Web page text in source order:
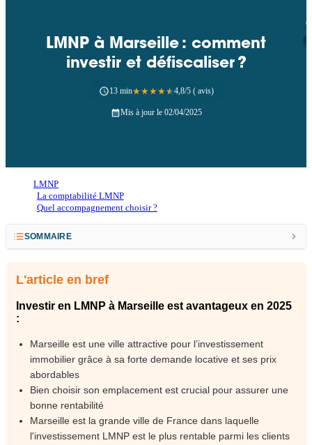
LMNP à Marseille : comment
investir et défiscaliser ?
13 min★★★★★4,8/5 ( avis)
Mis à jour le 02/04/2025
LMNP
La comptabilité LMNP
Quel accompagnement choisir ?
SOMMAIRE
Quels sont les avantages fiscaux d’un LMNP à Marseille ?
Marseille, la ville idéale pour investir en LMNP ?
Investissement LMNP : Quelles sont les erreurs à éviter ?
LMNP à Marseille : quelle est la rentabilité en 2025 ?
Pourquoi faire appel à un comptable pour sa LMNP à Marseille ?
L'article en bref
Investir en LMNP à Marseille est avantageux en 2025
:
Marseille est une ville attractive pour l’investissement
immobilier grâce à sa forte demande locative et ses prix
abordables
Bien choisir son emplacement est crucial pour assurer une
bonne rentabilité
Marseille est la grande ville de France dans laquelle
l'investissement LMNP est le plus rentable parmi les clients